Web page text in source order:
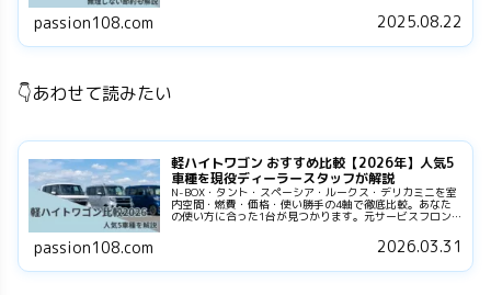
passion108.com 2025.08.22
👇あわせて読みたい
軽ハイトワゴン おすすめ比較【2026年】人気5
車種を現役ディーラースタッフが解説
N-BOX・タント・スペーシア・ルークス・デリカミニを室
内空間・燃費・価格・使い勝手の4軸で徹底比較。あなた
の使い方に合った1台が見つかります。元サービスフロン
passion108.com 2026.03.31